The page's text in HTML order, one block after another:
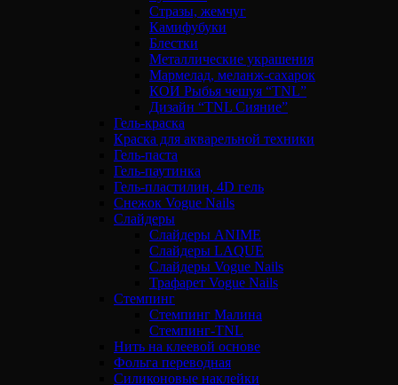
Стразы, жемчуг
Камифубуки
Блестки
Металлические украшения
Мармелад, меланж-сахарок
КОИ Рыбья чешуя “TNL”
Дизайн “TNL Сияние”
Гель-краска
Краска для акварельной техники
Гель-паста
Гель-паутинка
Гель-пластилин, 4D гель
Снежок Vogue Nails
Слайдеры
Слайдеры ANIME
Слайдеры LAQUE
Слайдеры Vogue Nails
Трафарет Vogue Nails
Стемпинг
Стемпинг Малина
Стемпинг-TNL
Нить на клеевой основе
Фольга переводная
Силиконовые наклейки